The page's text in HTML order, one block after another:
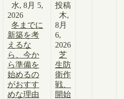
水, 8月 5,
2026
冬までに
新築を考
えるな
ら、今か
ら準備を
始めるの
がおすす
めな理由
投稿
木,
8月
6,
2026
芝
生防
衛作
戦、
開始